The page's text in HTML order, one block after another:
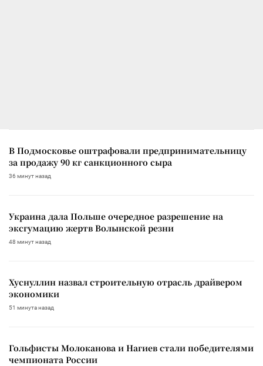
В Подмосковье оштрафовали предпринимательницу
за продажу 90 кг санкционного сыра
36 минут назад
Украина дала Польше очередное разрешение на
эксгумацию жертв Волынской резни
48 минут назад
Хуснуллин назвал строительную отрасль драйвером
экономики
51 минута назад
Гольфисты Молоканова и Нагиев стали победителями
чемпионата России